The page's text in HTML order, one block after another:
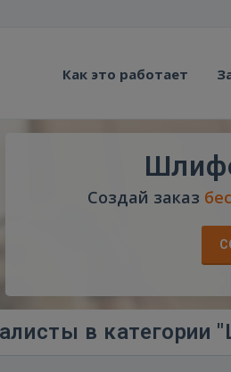
Как это работает
Создай заказ
в категории